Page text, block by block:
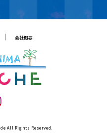
会社概要
All Rights Reserved.